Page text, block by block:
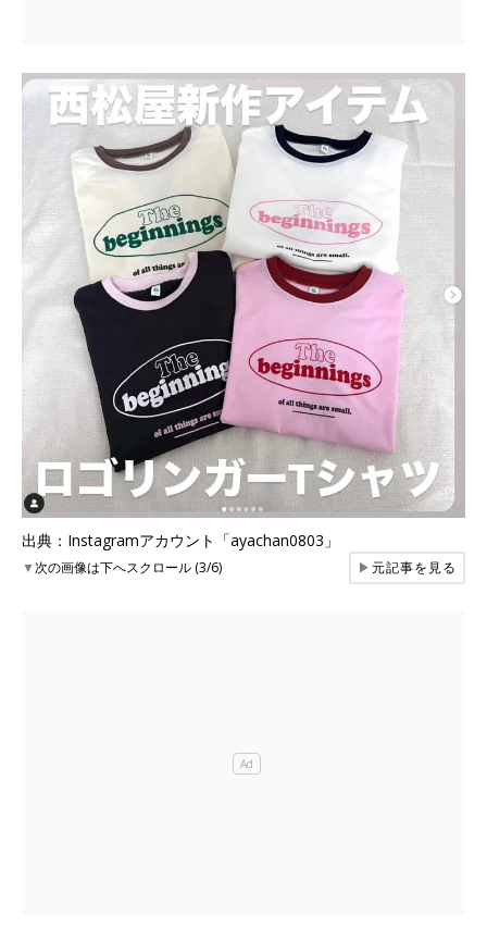
出典：Instagramアカウント「ayachan0803」
▼次の画像は下へスクロール (3/6) ▶元記事を見る